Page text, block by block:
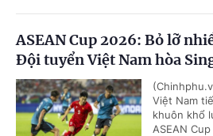
ASEAN Cup 2026: Bỏ lỡ
Đội tuyển Việt Nam hòa
Việt Nam
khuôn khổ
ASEAN